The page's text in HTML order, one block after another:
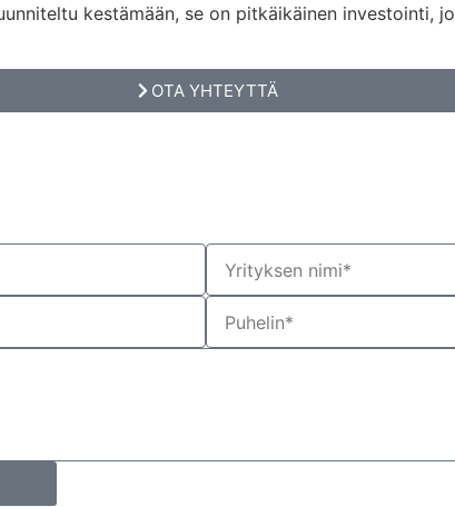
kestämään, se on pitkäikäinen investointi,
OTA YHTEYTTÄ